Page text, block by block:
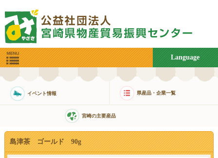
Language
イベント情報 県産品・企業一覧
宮崎の主要産品
島津茶 ゴールド 90g